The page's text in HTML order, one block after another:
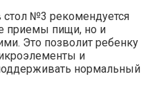
№3 рекомендуется
приемы пищи, но и
Это позволит ребенку
и
нормальный